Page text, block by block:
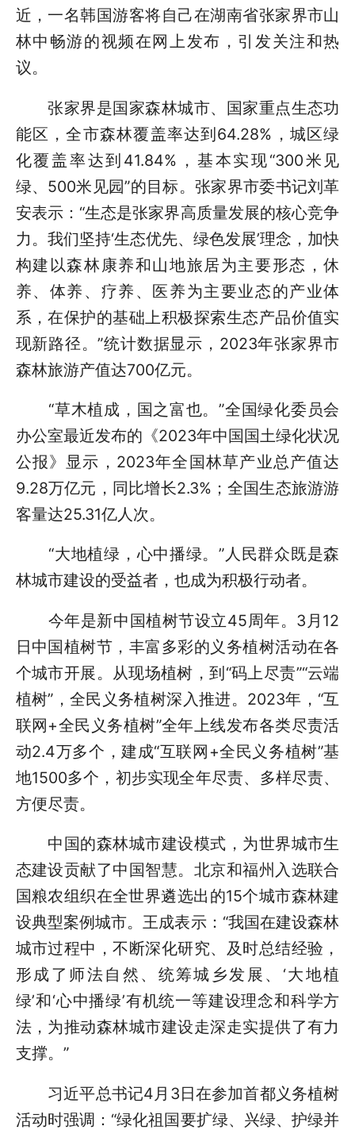
近，一名韩国游客将自己在湖南省张家界市山
林中畅游的视频在网上发布，引发关注和热
议。
张家界是国家森林城市、国家重点生态功
能区，全市森林覆盖率达到64.28%，城区绿
化覆盖率达到41.84%，基本实现“300米见
绿、500米见园”的目标。张家界市委书记刘革
安表示：“生态是张家界高质量发展的核心竞争
力。我们坚持‘生态优先、绿色发展’理念，加快
构建以森林康养和山地旅居为主要形态，休
养、体养、疗养、医养为主要业态的产业体
系，在保护的基础上积极探索生态产品价值实
现新路径。”统计数据显示，2023年张家界市
森林旅游产值达700亿元。
“草木植成，国之富也。”全国绿化委员会
办公室最近发布的《2023年中国国土绿化状况
公报》显示，2023年全国林草产业总产值达
9.28万亿元，同比增长2.3%；全国生态旅游游
客量达25.31亿人次。
“大地植绿，心中播绿。”人民群众既是森
林城市建设的受益者，也成为积极行动者。
今年是新中国植树节设立45周年。3月12
日中国植树节，丰富多彩的义务植树活动在各
个城市开展。从现场植树，到“码上尽责”“云端
植树”，全民义务植树深入推进。2023年，“互
联网+全民义务植树”全年上线发布各类尽责活
动2.4万多个，建成“互联网+全民义务植树”基
地1500多个，初步实现全年尽责、多样尽责、
方便尽责。
中国的森林城市建设模式，为世界城市生
态建设贡献了中国智慧。北京和福州入选联合
国粮农组织在全世界遴选出的15个城市森林建
设典型案例城市。王成表示：“我国在建设森林
城市过程中，不断深化研究、及时总结经验，
形成了师法自然、统筹城乡发展、‘大地植
绿’和‘心中播绿’有机统一等建设理念和科学方
法，为推动森林城市建设走深走实提供了有力
支撑。”
习近平总书记4月3日在参加首都义务植树
活动时强调：“绿化祖国要扩绿、兴绿、护绿并